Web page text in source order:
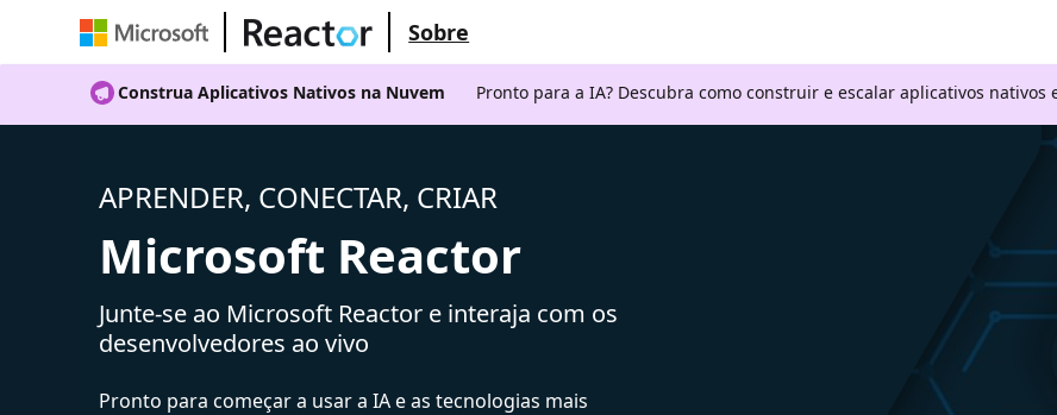
Sobre
Construa Aplicativos Nativos na Nuvem Pronto para a IA? Descubra como construir e escalar aplicativos nativos
APRENDER, CONECTAR, CRIAR
Microsoft Reactor
Junte-se ao Microsoft Reactor e interaja com os
desenvolvedores ao vivo
Pronto para começar a usar a IA e as tecnologias mais